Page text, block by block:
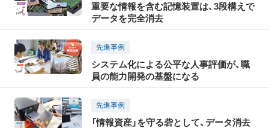
重要な情報を含む記憶装置は、3段構えで
データを完全消去
先進事例
システム化による公平な人事評価が、職
員の能力開発の基盤になる
先進事例
「情報資産」を守る砦として、データ消去